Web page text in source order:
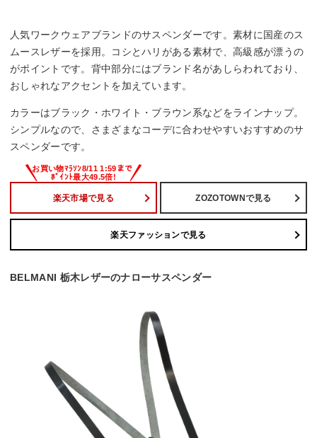
人気ワークウェアブランドのサスペンダーです。素材に国産のス
ムースレザーを採用。コシとハリがある素材で、高級感が漂うの
がポイントです。背中部分にはブランド名があしらわれており、
おしゃれなアクセントを加えています。
カラーはブラック・ホワイト・ブラウン系などをラインナップ。
シンプルなので、さまざまなコーデに合わせやすいおすすめのサ
スペンダーです。
楽天市場で見る ZOZOTOWNで見る
楽天ファッションで見る
BELMANI 栃木レザーのナローサスペンダー